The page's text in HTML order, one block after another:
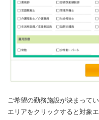
ご希望の勤務施設が決まって
エリアをクリックすると対象